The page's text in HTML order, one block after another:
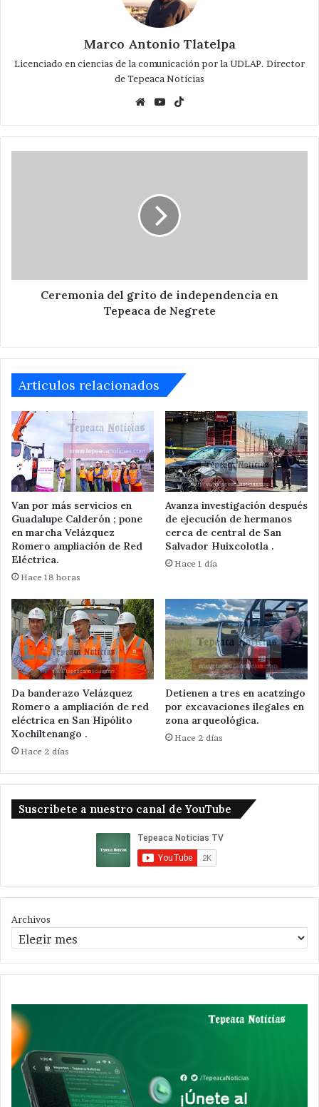
Marco Antonio Tlatelpa
Licenciado en ciencias de la comunicación por la UDLAP. Director
de Tepeaca Noticias
WebsiteYouTube
Negrete
Ceremonia del grito de independencia en
Tepeaca de Negrete
Articulos relacionados
Van por más servicios en
Guadalupe Calderón ; pone
en marcha Velázquez
Romero ampliación de Red
Eléctrica.
Hace 18 horas
Avanza investigación después
de ejecución de hermanos
cerca de central de San
Salvador Huixcolotla .
Hace 1 día
Da banderazo Velázquez
Romero a ampliación de red
eléctrica en San Hipólito
Xochiltenango .
Hace 2 días
Detienen a tres en acatzingo
por excavaciones ilegales en
zona arqueológica.
Hace 2 días
Suscribete a nuestro canal de YouTube
Archivos